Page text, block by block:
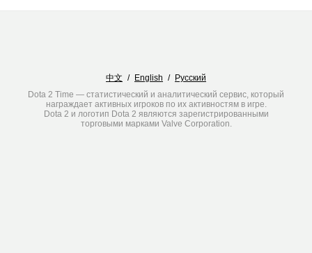
中文 / English / Русский
Dota 2 Time — статистический и аналитический сервис, который
награждает активных игроков по их активностям в игре.
Dota 2 и логотип Dota 2 являются зарегистрированными
торговыми марками Valve Corporation.